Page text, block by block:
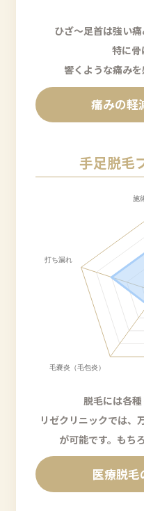
ひざ～足首は強い痛
特に
響くような痛みを
痛みの軽
手足脱毛
脱毛には各種
リゼクリニックでは、
が可能です。 もち
医療脱